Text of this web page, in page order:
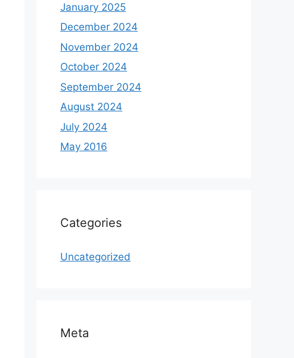
January 2025
December 2024
November 2024
October 2024
September 2024
August 2024
July 2024
May 2016
Categories
Uncategorized
Meta